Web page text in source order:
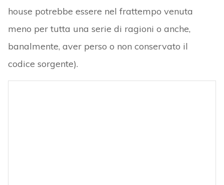
house potrebbe essere nel frattempo venuta
meno per tutta una serie di ragioni o anche,
banalmente, aver perso o non conservato il
codice sorgente).